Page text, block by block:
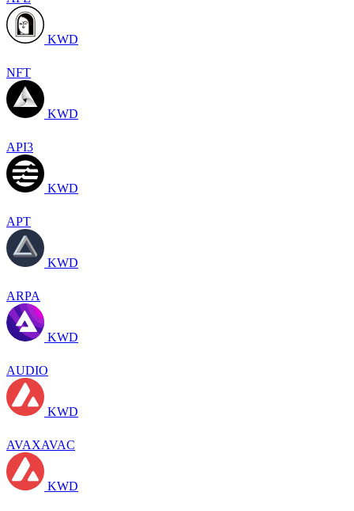
KWD
NFT
KWD
API3
KWD
APT
KWD
ARPA
KWD
AUDIO
KWD
AVAXAVAC
KWD